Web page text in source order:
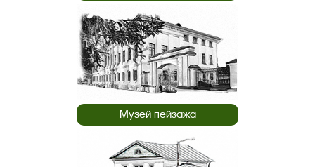
Музей пейзажа